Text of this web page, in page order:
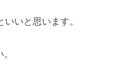
いと思います。